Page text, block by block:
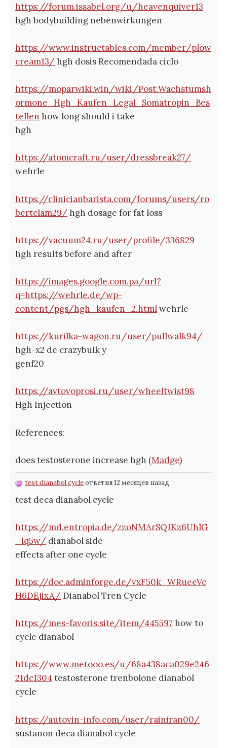
https://forum.issabel.org/u/heavenquiver13
hgh bodybuilding nebenwirkungen
https://www.instructables.com/member/plow
cream13/hgh dosis Recomendada ciclo
https://moparwiki.win/wiki/Post:Wachstumsh
ormone_Hgh_Kaufen_Legal_Somatropin_Bes
tellen how long should i take
hgh
https://atomcraft.ru/user/dressbreak27/
wehrle
https://clinicianbarista.com/forums/users/ro
bertclam29/hgh dosage for fat loss
https://vacuum24.ru/user/profile/336829
hgh results before and after
https://images.google.com.pa/url?
q=https://wehrle.de/wp-
content/pgs/hgh_kaufen_2.htmlwehrle
https://kurilka-wagon.ru/user/pullwalk94/
hgh-x2 de crazybulk y
genf20
https://avtovoprosi.ru/user/wheeltwist98
Hgh Injection
References:
does testosterone increase hgh (Madge)
test dianabol cycleответил 12 месяцев назад
test deca dianabol cycle
https://md.entropia.de/zzoNMArSQ1Kz6UhlG
_lq5w/ dianabol side
effects after one cycle
https://doc.adminforge.de/vxF50k_WRueeVc
H6DEjixA/Dianabol Tren Cycle
https://mes-favoris.site/item/445597 how to
cycle dianabol
https://www.metooo.es/u/68a438aca029e246
21dc1304 testosterone trenbolone dianabol
cycle
https://autovin-info.com/user/rainiran00/
sustanon deca dianabol cycle